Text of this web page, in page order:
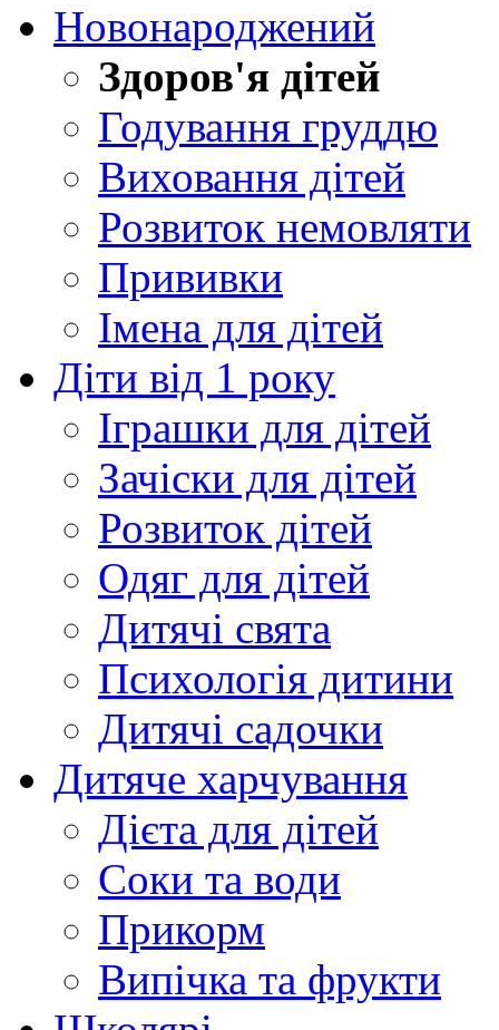
Новонароджений
Здоров'я дітей
Годування груддю
Виховання дітей
Розвиток немовляти
Прививки
Імена для дітей
Діти від 1 року
Іграшки для дітей
Зачіски для дітей
Розвиток дітей
Одяг для дітей
Дитячі свята
Психологія дитини
Дитячі садочки
Дитяче харчування
Дієта для дітей
Соки та води
Прикорм
Випічка та фрукти